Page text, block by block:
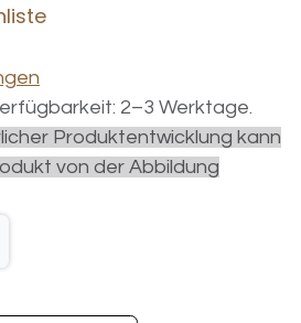
2–3 Werktage.
Produktentwicklung kann
von der Abbildung